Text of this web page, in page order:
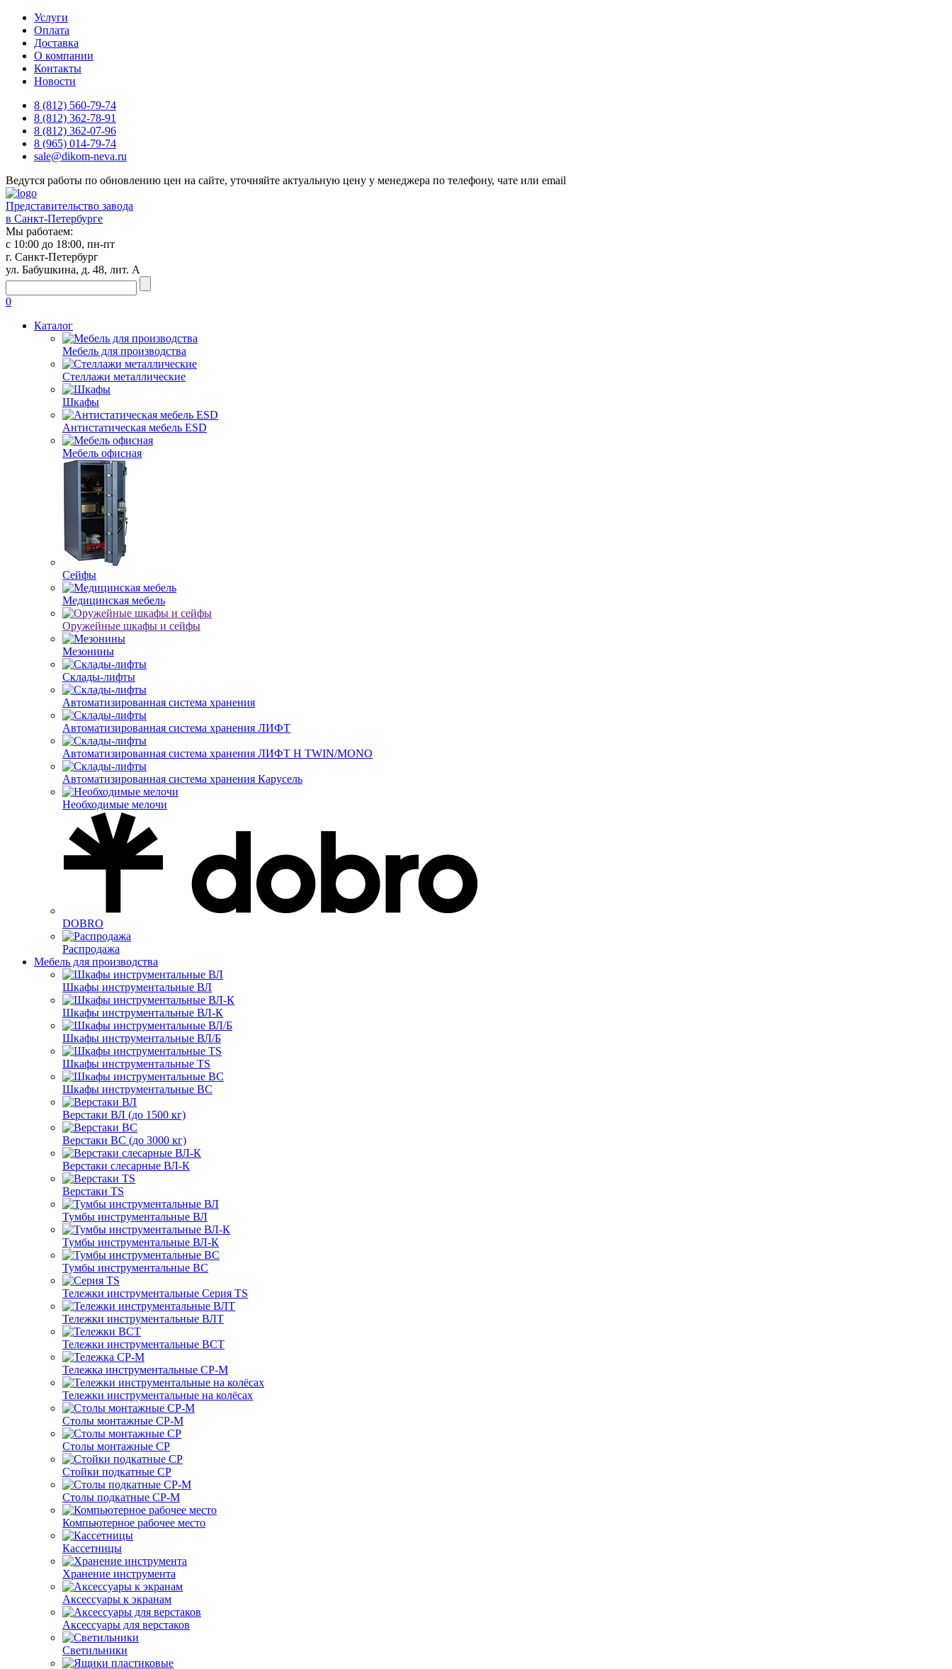
Услуги
Оплата
Доставка
О компании
Контакты
Новости
8 (812) 560-79-74
8 (812) 362-78-91
8 (812) 362-07-96
8 (965) 014-79-74
sale@dikom-neva.ru
Ведутся работы по обновлению цен на сайте, уточняйте актуальную цену у менеджера по телефону, чате или email
Представительство завода
в Санкт-Петербурге
Мы работаем:
с 10:00 до 18:00, пн-пт
г. Санкт-Петербург
ул. Бабушкина, д. 48, лит. А
0
Каталог
Мебель для производства
Стеллажи металлические
Шкафы
Антистатическая мебель ESD
Мебель офисная
Сейфы
Медицинская мебель
Оружейные шкафы и сейфы
Мезонины
Склады-лифты
Автоматизированная система хранения
Автоматизированная система хранения ЛИФТ
Автоматизированная система хранения ЛИФТ H TWIN/MONO
Автоматизированная система хранения Карусель
Необходимые мелочи
DOBRO
Распродажа
Мебель для производства
Шкафы инструментальные ВЛ
Шкафы инструментальные ВЛ-К
Шкафы инструментальные ВЛ/Б
Шкафы инструментальные TS
Шкафы инструментальные ВС
Верстаки ВЛ (до 1500 кг)
Верстаки ВС (до 3000 кг)
Верстаки слесарные ВЛ-К
Верстаки TS
Тумбы инструментальные ВЛ
Тумбы инструментальные ВЛ-К
Тумбы инструментальные ВС
Тележки инструментальные Серия TS
Тележки инструментальные ВЛТ
Тележки инструментальные ВСТ
Тележка инструментальные СР-М
Тележки инструментальные на колёсах
Столы монтажные СР-М
Столы монтажные СР
Стойки подкатные СР
Столы подкатные СР-М
Компьютерное рабочее место
Кассетницы
Хранение инструмента
Аксессуары к экранам
Аксессуары для верстаков
Светильники